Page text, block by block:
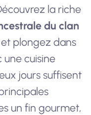
la riche
du clan
et plongez dans
une cuisine
jours suffisent
un fin gourmet,